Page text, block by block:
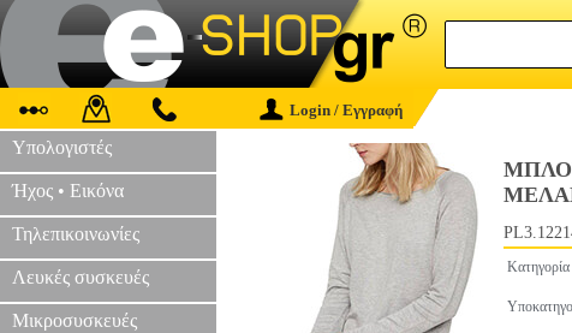
Login / Εγγραφή
Υπολογιστές
Ήχος • Εικόνα
Τηλεπικοινωνίες
Λευκές συσκευές
Μικροσυσκευές
Κατηγορία